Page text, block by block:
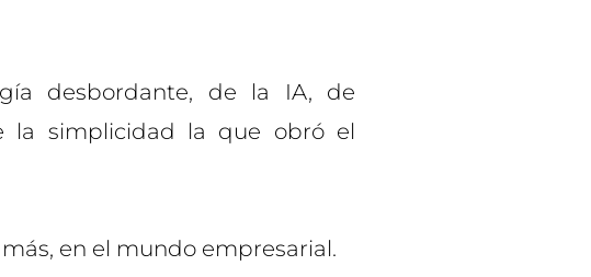
desbordante, de la IA, de
la simplicidad la que obró el
en el mundo empresarial.